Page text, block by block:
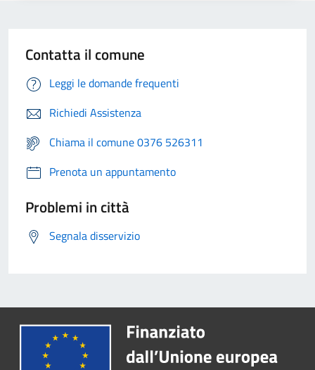
Contatta il comune
Leggi le domande frequenti
Richiedi Assistenza
Chiama il comune 0376 526311
Prenota un appuntamento
Problemi in città
Segnala disservizio